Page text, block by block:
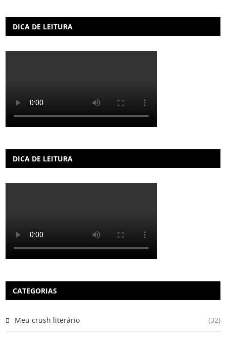
DICA DE LEITURA
DICA DE LEITURA
CATEGORIAS
Meu crush literário (32)